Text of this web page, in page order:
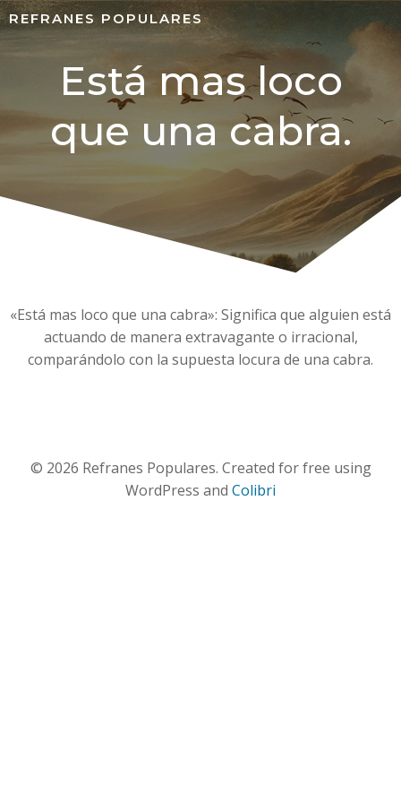
REFRANES POPULARES
Está mas loco
que una cabra.
«Está mas loco que una cabra»: Significa que alguien está
actuando de manera extravagante o irracional,
comparándolo con la supuesta locura de una cabra.
© 2026 Refranes Populares. Created for free using
WordPress and Colibri